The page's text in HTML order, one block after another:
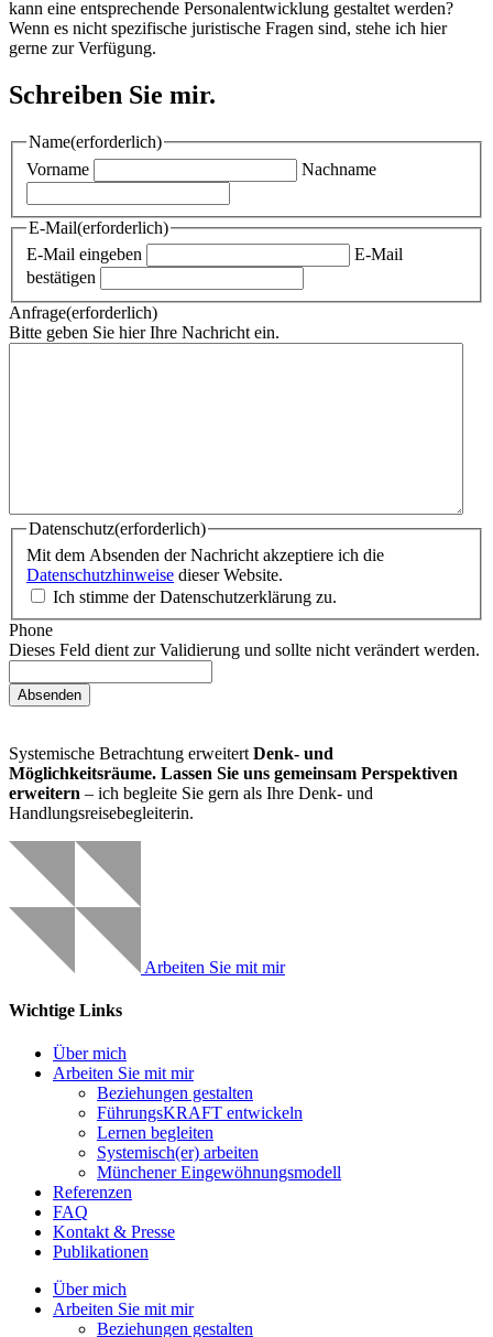
kann eine entsprechende Personalentwicklung gestaltet werden?
Wenn es nicht spezifische juristische Fragen sind, stehe ich hier
gerne zur Verfügung.
Schreiben Sie mir.
Name(erforderlich)
Vorname
Nachname
E-Mail(erforderlich)
E-Mail eingeben
E-Mail
bestätigen
Anfrage(erforderlich)
Bitte geben Sie hier Ihre Nachricht ein.
Datenschutz(erforderlich)
Mit dem Absenden der Nachricht akzeptiere ich die
Datenschutzhinweise dieser Website.
Ich stimme der Datenschutzerklärung zu.
Phone
Dieses Feld dient zur Validierung und sollte nicht verändert werden.
Systemische Betrachtung erweitert Denk- und
Möglichkeitsräume. Lassen Sie uns gemeinsam Perspektiven
erweitern – ich begleite Sie gern als Ihre Denk- und
Handlungsreisebegleiterin.
Arbeiten Sie mit mir
Wichtige Links
Über mich
Arbeiten Sie mit mir
Beziehungen gestalten
FührungsKRAFT entwickeln
Lernen begleiten
Systemisch(er) arbeiten
Münchener Eingewöhnungsmodell
Referenzen
FAQ
Kontakt & Presse
Publikationen
Über mich
Arbeiten Sie mit mir
Beziehungen gestalten